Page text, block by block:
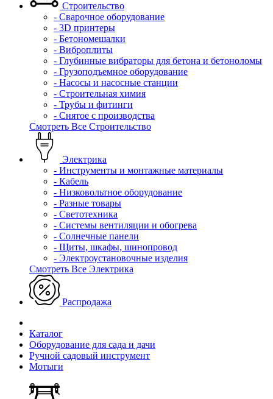
Строительство
- Сварочное оборудование
- 3D принтеры
- Бетономешалки
- Виброплиты
- Глубинные вибраторы для бетона и бетоноломы
- Грузоподъемное оборудование
- Насосы и насосные станции
- Строительная химия
- Трубы и фитинги
- Снятое с производства
Смотреть Все Строительство
Электрика
- Инструменты и монтажные материалы
- Кабель
- Низковольтное оборудование
- Разные товары
- Светотехника
- Системы вентиляции и обогрева
- Солнечные панели
- Щиты, шкафы, шинопровод
- Электроустановочные изделия
Смотреть Все Электрика
Распродажа
Каталог
Оборудование для сада и дачи
Ручной садовый инструмент
Мотыги